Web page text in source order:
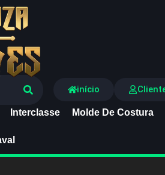
Interclasse Molde De Costura
início